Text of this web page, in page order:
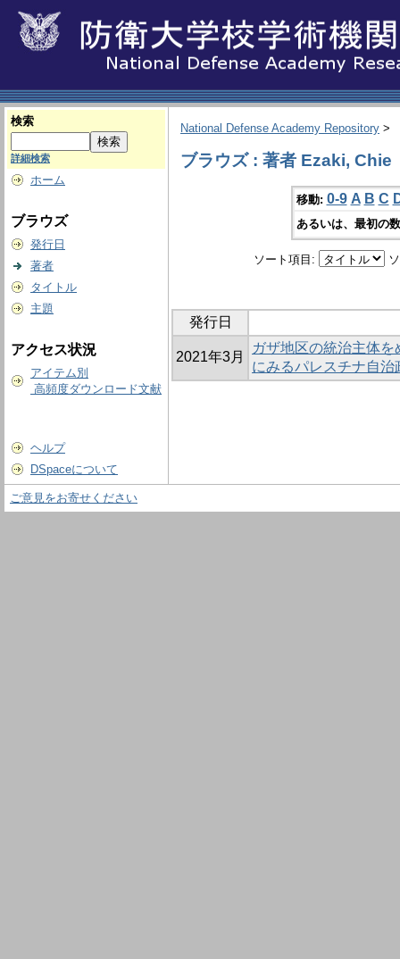
検索
詳細検索
ホーム
ブラウズ
発行日
著者
タイトル
主題
アクセス状況
アイテム別
高頻度ダウンロード文献
ヘルプ
DSpaceについて
National Defense Academy Repository >
ブラウズ : 著者 Ezaki, Chie
移動: 0-9 A B C
あるいは、最初の
ソート項目:
発行日
2021年3月
ガザ地区の統治主体
にみるパレスチナ自
ご意見をお寄せください